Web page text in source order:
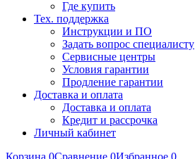
Где купить
Тех. поддержка
Инструкции и ПО
Задать вопрос специалисту
Сервисные центры
Условия гарантии
Продление гарантии
Доставка и оплата
Доставка и оплата
Кредит и рассрочка
Личный кабинет
Корзина 0Сравнение 0Избранное 0